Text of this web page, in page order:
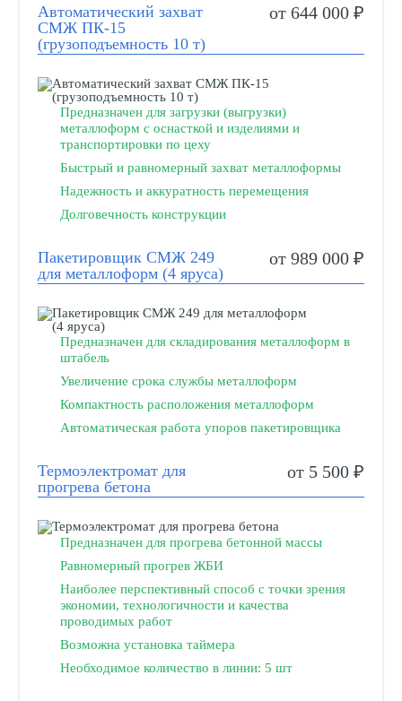
Автоматический захват
СМЖ ПК-15
(грузоподъемность 10 т)
от 644 000 ₽
Предназначен для загрузки (выгрузки)
металлоформ с оснасткой и изделиями и
транспортировки по цеху
Быстрый и равномерный захват металлоформы
Надежность и аккуратность перемещения
Долговечность конструкции
Пакетировщик СМЖ 249
для металлоформ (4 яруса)
от 989 000 ₽
Предназначен для складирования металлоформ в
штабель
Увеличение срока службы металлоформ
Компактность расположения металлоформ
Автоматическая работа упоров пакетировщика
Термоэлектромат для
прогрева бетона
от 5 500 ₽
Предназначен для прогрева бетонной массы
Равномерный прогрев ЖБИ
Наиболее перспективный способ с точки зрения
экономии, технологичности и качества
проводимых работ
Возможна установка таймера
Необходимое количество в линии: 5 шт